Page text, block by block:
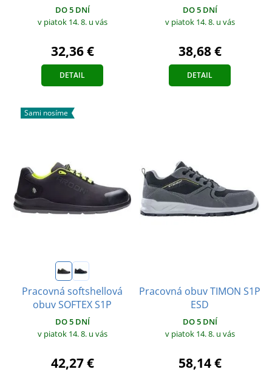
DO 5 DNÍ
v piatok 14. 8. u vás
32,36 €
DETAIL
DO 5 DNÍ
v piatok 14. 8. u vás
38,68 €
DETAIL
Sami nosíme
Pracovná softshellová
obuv SOFTEX S1P
DO 5 DNÍ
v piatok 14. 8. u vás
42,27 €
Pracovná obuv TIMON S1P
ESD
DO 5 DNÍ
v piatok 14. 8. u vás
58,14 €